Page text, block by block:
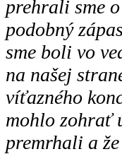
prehrali sme
podobný
sme boli vo
na našej
víťazného
mohlo zohrať
premrhali a